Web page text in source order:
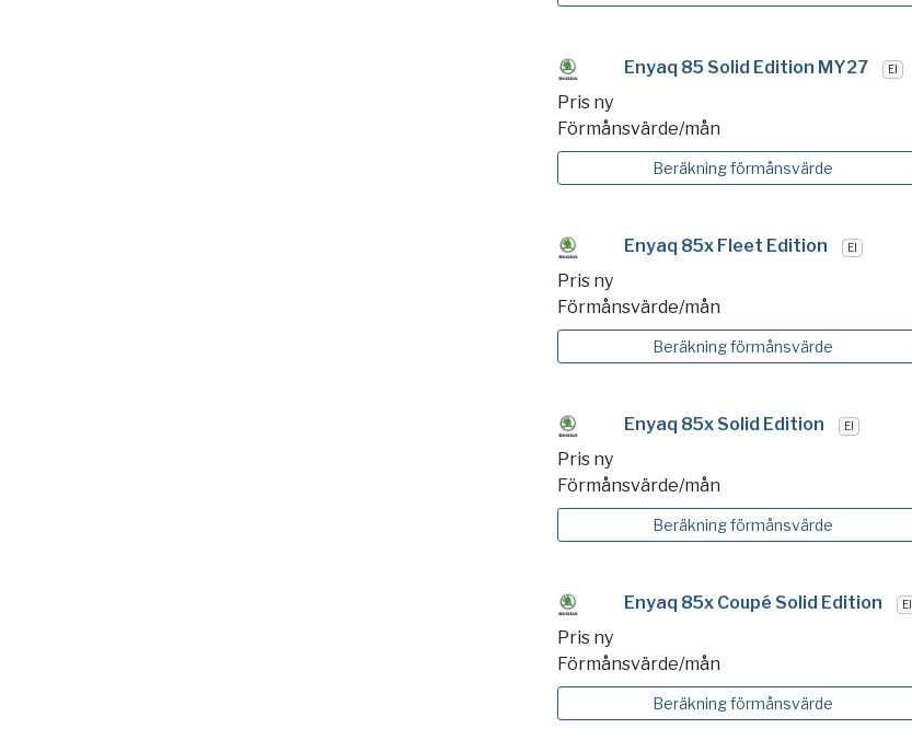
Enyaq 85 Solid Edition MY27 El
Pris ny
Förmånsvärde/mån
Beräkningförmånsvärde
Enyaq 85x Fleet Edition El
Pris ny
Förmånsvärde/mån
Beräkningförmånsvärde
Enyaq 85x Solid Edition El
Pris ny
Förmånsvärde/mån
Beräkningförmånsvärde
Enyaq 85x Coupé Solid Edition El
Pris ny
Förmånsvärde/mån
Beräkningförmånsvärde